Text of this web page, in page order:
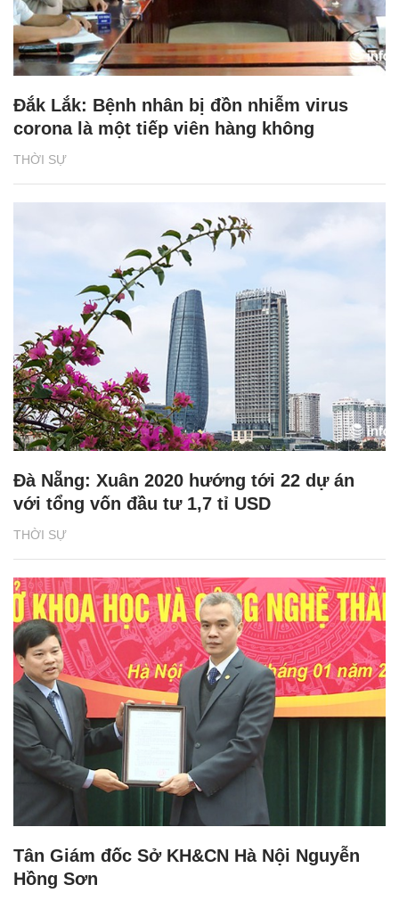
THỜI SỰ
Đắk Lắk: Bệnh nhân bị đồn nhiễm virus
corona là một tiếp viên hàng không
THỜI SỰ
Đà Nẵng: Xuân 2020 hướng tới 22 dự án
với tổng vốn đầu tư 1,7 tỉ USD
Tân Giám đốc Sở KH&CN Hà Nội Nguyễn
Hồng Sơn